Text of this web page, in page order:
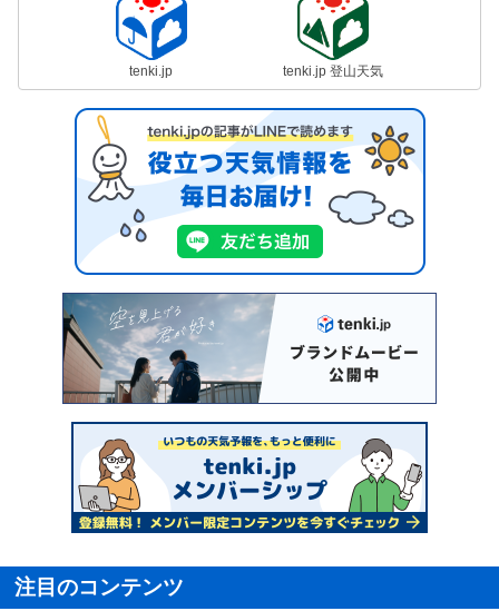
tenki.jp tenki.jp 登山天気
注目のコンテンツ